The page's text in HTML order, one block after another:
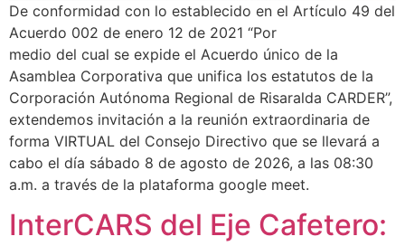
De conformidad con lo establecido en el Artículo 49 del
Acuerdo 002 de enero 12 de 2021 “Por
medio del cual se expide el Acuerdo único de la
Asamblea Corporativa que unifica los estatutos de la
Corporación Autónoma Regional de Risaralda CARDER”,
extendemos invitación a la reunión extraordinaria de
forma VIRTUAL del Consejo Directivo que se llevará a
cabo el día sábado 8 de agosto de 2026, a las 08:30
a.m. a través de la plataforma google meet.
InterCARS del Eje Cafetero: